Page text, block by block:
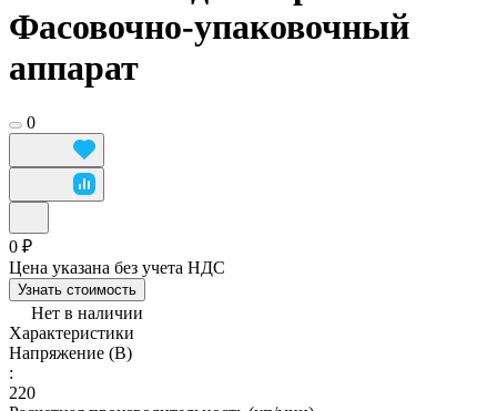
Фасовочно-упаковочный
аппарат
0
0 ₽
Цена указана без учета НДС
Узнать стоимость
Нет в наличии
Характеристики
Напряжение (В)
:
220